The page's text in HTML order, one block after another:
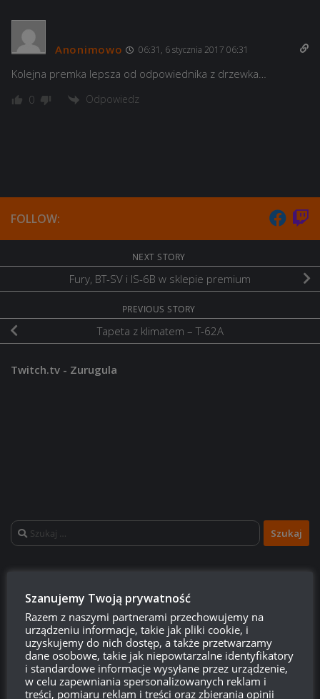
Anonimowo 06:31, 6 stycznia 2017 06:31
Kolejna premka lepsza od odpowiednika z drzewka…
0 Odpowiedz
FOLLOW:
NEXT STORY
Fury, BT-SV i IS-6B w sklepie premium
PREVIOUS STORY
Tapeta z klimatem – T-62A
Twitch.tv - Zurugula
Szukaj:
Zarejestruj się
Zaloguj się
Kanał wpisów
Szanujemy Twoją prywatność
Razem z naszymi partnerami przechowujemy na
urządzeniu informacje, takie jak pliki cookie, i
uzyskujemy do nich dostęp, a także przetwarzamy
dane osobowe, takie jak niepowtarzalne identyfikatory
i standardowe informacje wysyłane przez urządzenie,
w celu zapewniania spersonalizowanych reklam i
treści, pomiaru reklam i treści oraz zbierania opinii